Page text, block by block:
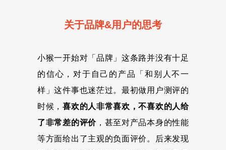
关于品牌&用户的思考
小猴一开始对「品牌」这条路并没有十足
的信心，对于自己的产品「和别人不一
样」这件事也迷茫过。最初做用户测评的
时候，喜欢的人非常喜欢，不喜欢的人给
了非常差的评价，甚至对产品本身的性能
等方面给出了主观的负面评价。后来发现